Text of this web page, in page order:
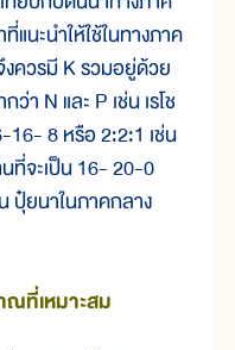
แนะนำให้ใช้ในทางภาค
งควรมี K รวมอยู่ด้วย
า N และ P เช่น เรโช
16- 8 หรือ 2:2:1 เช่น
ที่จะเป็น 16- 20-0
ปุ๋ยนาในภาคกลาง
ณที่เหมาะสม